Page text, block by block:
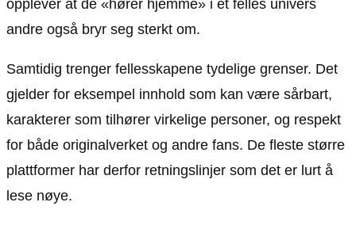
opplever at de «hører hjemme» i et felles univers
andre også bryr seg sterkt om.
Samtidig trenger fellesskapene tydelige grenser. Det
gjelder for eksempel innhold som kan være sårbart,
karakterer som tilhører virkelige personer, og respekt
for både originalverket og andre fans. De fleste større
plattformer har derfor retningslinjer som det er lurt å
lese nøye.